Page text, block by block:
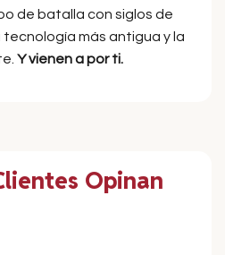
de batalla con siglos de
tecnología más antigua y la
Y vienen a por ti.
Opinan